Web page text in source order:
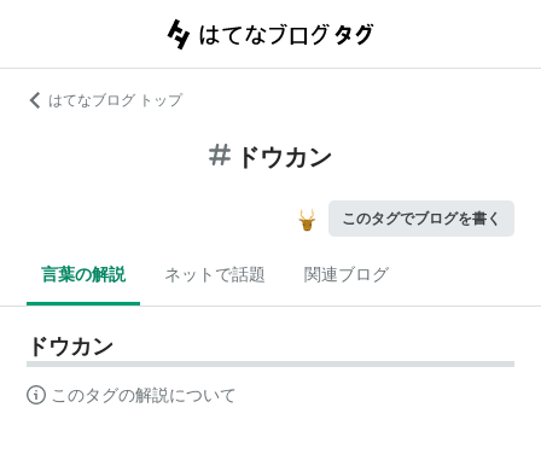
はてなブログ トップ
ドウカン
このタグでブログを書く
言葉の解説 ネットで話題 関連ブログ
ドウカン
このタグの解説について